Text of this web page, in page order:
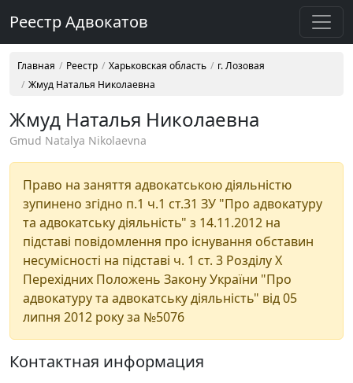
Реестр Адвокатов
Главная Реестр Харьковская область
г. Лозовая
Жмуд Наталья Николаевна
Жмуд Наталья Николаевна
Gmud Natalya Nikolaevna
Право на заняття адвокатською діяльністю
зупинено згідно п.1 ч.1 ст.31 ЗУ "Про адвокатуру
та адвокатську діяльність" з 14.11.2012 на
підставі повідомлення про існування обставин
несумісності на підставі ч. 1 ст. 3 Розділу Х
Перехідних Положень Закону України "Про
адвокатуру та адвокатську діяльність" від 05
липня 2012 року за №5076
Контактная информация